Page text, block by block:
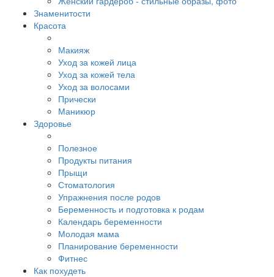
Знаменитости
Красота
Макияж
Уход за кожей лица
Уход за кожей тела
Уход за волосами
Прически
Маникюр
Здоровье
Полезное
Продукты питания
Прыщи
Стоматология
Упражнения после родов
Беременность и подготовка к родам
Календарь беременности
Молодая мама
Планирование беременности
Фитнес
Как похудеть